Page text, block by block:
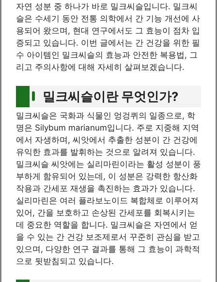
자연 성분 중 하나가 바로 밀크씨슬입니다. 밀크씨
슬은 수세기 동안 전통 의학에서 간 기능 개선에 사
용되어 왔으며, 현대 연구에서도 그 효능이 점차 입
증되고 있습니다. 이번 글에서는 간 건강을 위한 필
수 아이템인 밀크씨슬의 효능과 안전한 복용법, 그
리고 주의사항에 대해 자세히 살펴보겠습니다.
밀크씨슬이란 무엇인가?
밀크씨슬은 국화과 식물인 엉겅퀴의 일종으로, 학
명은 Silybum marianum입니다. 주로 지중해 지역
에서 자생하며, 씨앗에서 추출한 성분이 간 건강에
유익한 효과를 발휘하는 것으로 알려져 있습니다.
밀크씨슬 씨앗에는 실리마린이라는 활성 성분이 풍
부하게 함유되어 있는데, 이 성분은 강력한 항산화
작용과 간세포 재생을 촉진하는 효과가 있습니다.
실리마린은 여러 플라보노이드 복합체로 이루어져
있어, 간을 보호하고 손상된 간세포를 회복시키는
데 중요한 역할을 합니다. 밀크씨슬은 자연에서 얻
을 수 있는 간 건강 보조제로서 꾸준히 관심을 받고
있으며, 다양한 연구 결과를 통해 그 효능이 과학적
으로 뒷받침되고 있습니다.